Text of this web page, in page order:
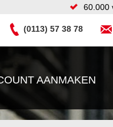
60.000
(0113) 57 38 78
AANMAKEN